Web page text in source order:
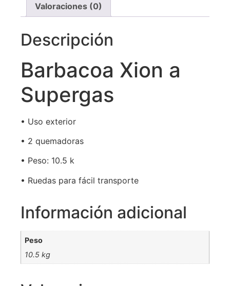
Valoraciones (0)
Descripción
Barbacoa Xion a
Supergas
• Uso exterior
• 2 quemadoras
• Peso: 10.5 k
• Ruedas para fácil transporte
Información adicional
Peso
10.5 kg